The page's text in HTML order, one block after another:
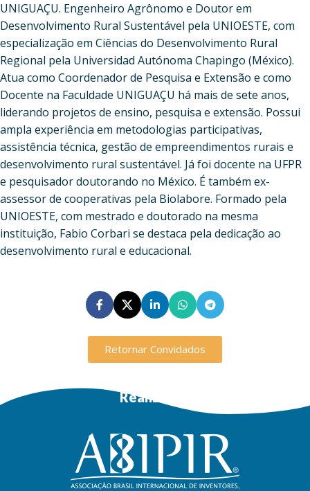
UNIGUAÇU. Engenheiro Agrônomo e Doutor em
Desenvolvimento Rural Sustentável pela UNIOESTE, com
especialização em Ciências do Desenvolvimento Rural
Regional pela Universidad Autónoma Chapingo (México).
Atua como Coordenador de Pesquisa e Extensão e como
Docente na Faculdade UNIGUAÇU há mais de sete anos,
liderando projetos de ensino, pesquisa e extensão. Possui
ampla experiência em metodologias participativas,
assistência técnica, gestão de empreendimentos rurais e
desenvolvimento rural sustentável. Já foi docente na UFPR
e pesquisador doutorando no México. É também ex-
assessor de cooperativas pela Biolabore. Formado pela
UNIOESTE, com mestrado e doutorado na mesma
instituição, Fabio Corbari se destaca pela dedicação ao
desenvolvimento rural e educacional.
Retornar Convidados
Realização